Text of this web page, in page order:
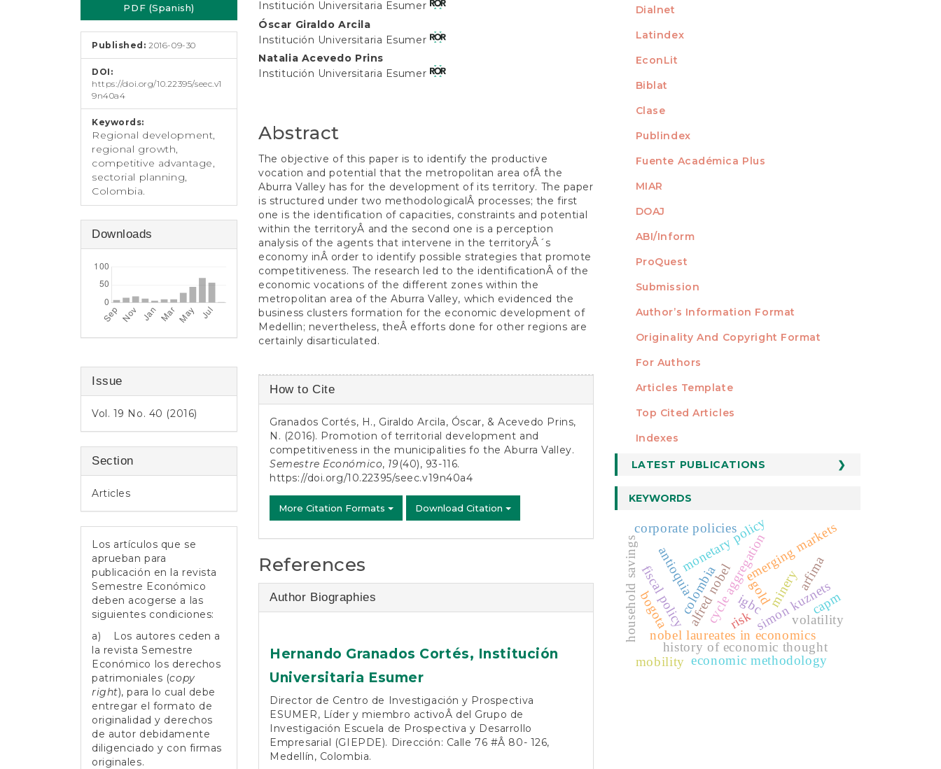
SidebarPDF (Spanish)
Published:2016-09-30
DOI:
https://doi.org/10.22395/seec.v1
9n40a4
Keywords:
Regional development,
regional growth,
competitive advantage,
sectorial planning,
Colombia.
Downloads
Issue
Vol. 19 No. 40 (2016)
Section
Articles
Los artículos que se
aprueban para
publicación en la revista
Semestre Económico
deben acogerse a las
siguientes condiciones:
a) Los autores ceden a
la revista Semestre
Económico los derechos
patrimoniales (copy
right), para lo cual debe
entregar el formato de
originalidad y derechos
de autor debidamente
diligenciado y con firmas
originales.
Article
Content
Institución Universitaria Esumer
Óscar Giraldo Arcila
Institución Universitaria Esumer
Natalia Acevedo Prins
Institución Universitaria Esumer
Abstract
The objective of this paper is to identify the productive
vocation and potential that the metropolitan area ofÂ the
Aburra Valley has for the development of its territory. The paper
is structured under two methodologicalÂ processes; the first
one is the identification of capacities, constraints and potential
within the territoryÂ and the second one is a perception
analysis of the agents that intervene in the territoryÂ´s
economy inÂ order to identify possible strategies that promote
competitiveness. The research led to the identificationÂ of the
economic vocations of the different zones within the
metropolitan area of the Aburra Valley, which evidenced the
business clusters formation for the economic development of
Medellin; nevertheless, theÂ efforts done for other regions are
certainly disarticulated.
Article
Details
How to Cite
Granados Cortés, H., Giraldo Arcila, Óscar, & Acevedo Prins,
N. (2016). Promotion of territorial development and
competitiveness in the municipalities fo the Aburra Valley.
Semestre Económico, 19(40), 93-116.
https://doi.org/10.22395/seec.v19n40a4
More Citation Formats Download Citation
References
Author Biographies
Hernando Granados Cortés, Institución
Universitaria Esumer
Director de Centro de Investigación y Prospectiva
ESUMER, Líder y miembro activoÂ del Grupo de
Investigación Escuela de Prospectiva y Desarrollo
Empresarial (GIEPDE). Dirección: Calle 76 #Â 80- 126,
Medellín, Colombia.
Dialnet
Latindex
EconLit
Biblat
Clase
Publindex
Fuente Académica Plus
MIAR
DOAJ
ABI/Inform
ProQuest
AUTHORS
Submission
Author’s Information Format
Originality And Copyright Format
For Authors
Articles Template
STATISTICS
Top Cited Articles
Indexes
LATEST PUBLICATIONS
KEYWORDS
nobel laureates in economics
alfred nobel simon kuznets
colombia
antioquia goldminery
cycle aggregation
fiscal policy
monetary policyemerging markets
history of economic thought
economic methodology
corporate policies
household savings igbc
volatility
arfima
capm
risk
mobility
bogota